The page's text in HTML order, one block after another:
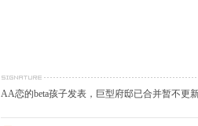
AA恋的beta孩子发表，巨型府邸已合并暂不更